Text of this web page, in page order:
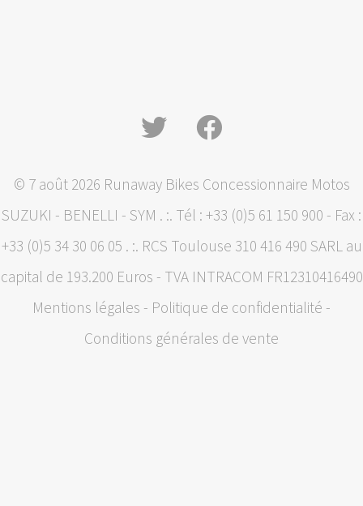
© 7 août 2026 Runaway Bikes Concessionnaire Motos
SUZUKI - BENELLI - SYM . :. Tél : +33 (0)5 61 150 900 - Fax :
+33 (0)5 34 30 06 05 . :. RCS Toulouse 310 416 490 SARL au
capital de 193.200 Euros - TVA INTRACOM FR12310416490
Mentions légales - Politique de confidentialité -
Conditions générales de vente